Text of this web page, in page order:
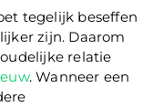
tegelijk beseffen
zijn. Daarom
relatie
. Wanneer een